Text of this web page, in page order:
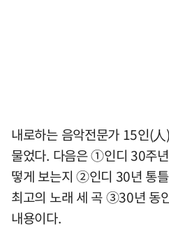
내로하는 음악전문가 15인(
물었다. 다음은 ①인디 30주
떻게 보는지 ②인디 30년 통
최고의 노래 세 곡 ③30년 동
내용이다.